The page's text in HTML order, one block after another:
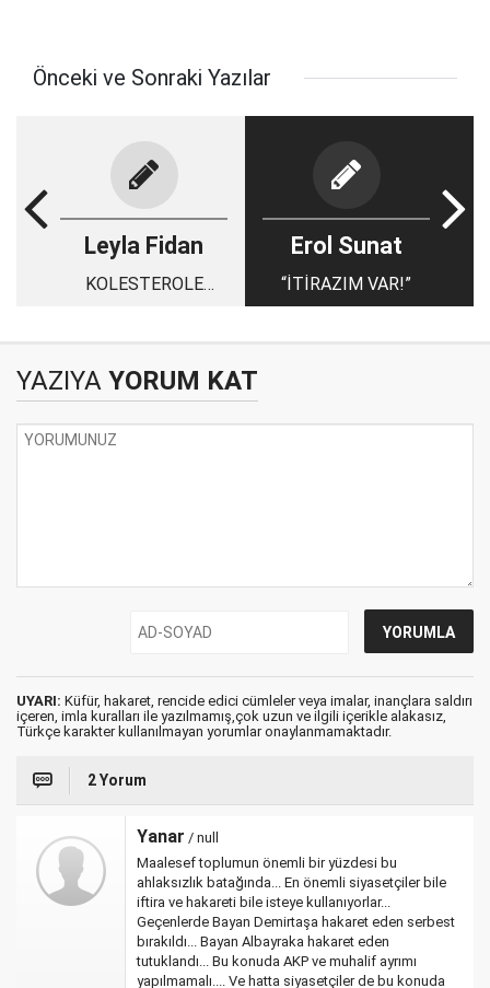
Önceki ve Sonraki Yazılar
Leyla Fidan
KOLESTEROLE
Erol Sunat
“İTİRAZIM VAR!”
YAZIYA YORUM KAT
UYARI: Küfür, hakaret, rencide edici cümleler veya imalar, inançlara saldırı
içeren, imla kuralları ile yazılmamış,çok uzun ve ilgili içerikle alakasız,
Türkçe karakter kullanılmayan yorumlar onaylanmamaktadır.
2 Yorum
Yanar / null
Maalesef toplumun önemli bir yüzdesi bu
ahlaksızlık batağında... En önemli siyasetçiler bile
iftira ve hakareti bile isteye kullanıyorlar...
Geçenlerde Bayan Demirtaşa hakaret eden serbest
bırakıldı... Bayan Albayraka hakaret eden
tutuklandı... Bu konuda AKP ve muhalif ayrımı
yapılmamalı.... Ve hatta siyasetçiler de bu konuda